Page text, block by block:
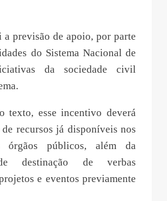
previsão de apoio, por parte
do Sistema Nacional de
da sociedade civil
texto, esse incentivo deverá
recursos já disponíveis nos
órgãos públicos, além da
destinação de verbas
e eventos previamente